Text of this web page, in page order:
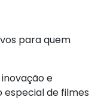
para quem
e
especial de filmes